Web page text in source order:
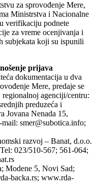
za sprovođenje Mere,
Ministrstva i Nacionalne
verifikaciju podnete
za vreme ocenjivanja i
subjekata koji su ispunili
prijava
dokumentacija u dva
Mere, predaje se
agenciji/centru:
preduzeća i
Jovana Nenada 15,
smer@subotica.info;
razvoj – Banat, d.o.o.
023/510-567; 561-064;
Modene 5, Novi Sad;
backa.rs; www.rda-